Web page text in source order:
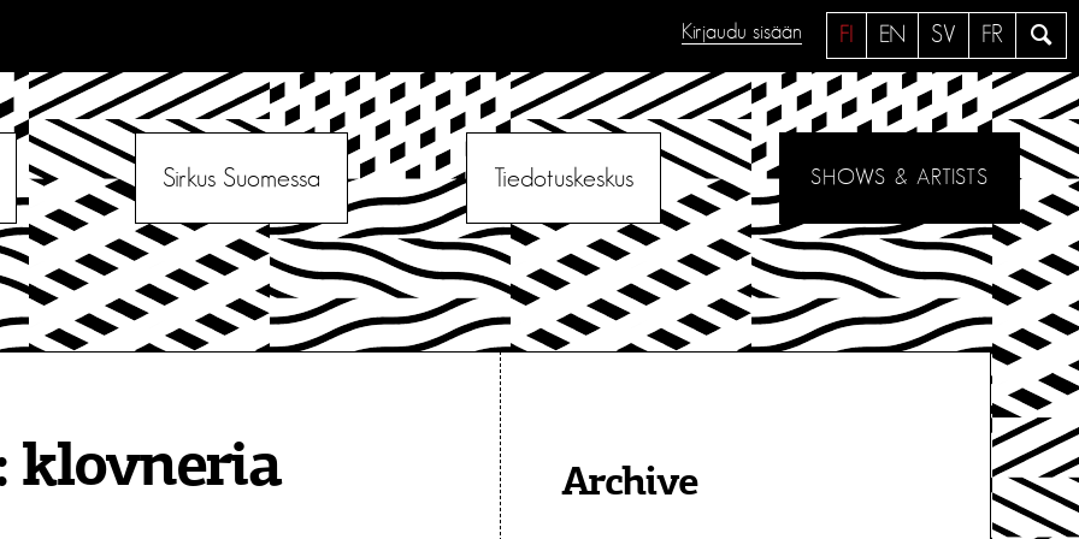
a
e
FI EN SV FR
Kirjaudu sisään
Sirkus Suomessa Tiedotuskeskus SHOWS & ARTISTS
klovneria Archive